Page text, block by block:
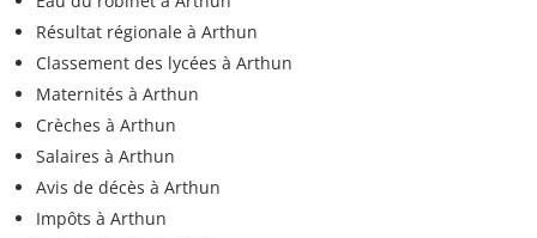
Résultat régionale à Arthun
Classement des lycées à Arthun
Maternités à Arthun
Crèches à Arthun
Salaires à Arthun
Avis de décès à Arthun
Impôts à Arthun